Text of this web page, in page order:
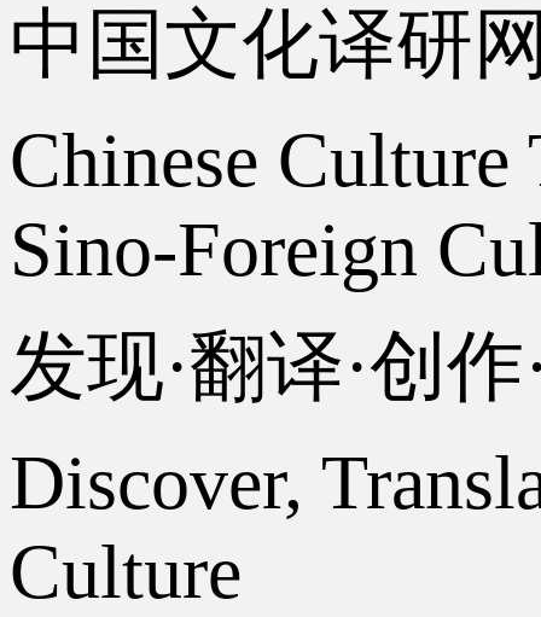
中国文化译研
Chinese
Sino-Foreign
发现·翻译·创
Discover,
Culture